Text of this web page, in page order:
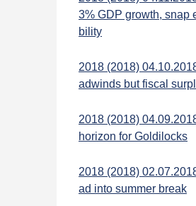
3% GDP growth, snap
bility
2018 (2018)
adwinds but fiscal
2018 (2018)
horizon for Goldilocks
2018 (2018)
ad into summer break